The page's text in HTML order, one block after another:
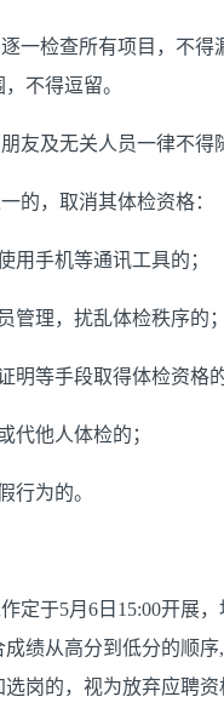
一检查所有项目，不
不得逗留。
友及无关人员一律不得
的，取消其体检资格：
用手机等通讯工具的；
管理，扰乱体检秩序的；
明等手段取得体检资格的
代他人体检的；
行为的。
定于5月 6 日 15:00开展，
绩从高分到低分的顺序,
岗的，视为放弃应聘资